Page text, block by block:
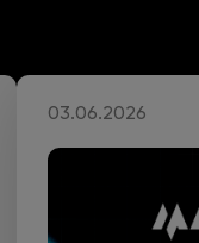
03.06.2026